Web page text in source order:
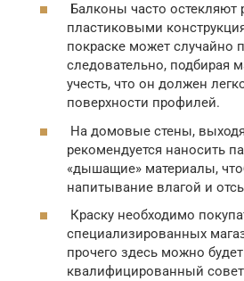
Балконы часто
пластиковыми
покраске может случайно
следовательно, подбирая
учесть, что он должен
поверхности профилей.
На домовые стены,
рекомендуется наносить
«дышащие» материалы,
напитывание влагой и
Краску необходимо
специализированных
прочего здесь можно
квалифицированный